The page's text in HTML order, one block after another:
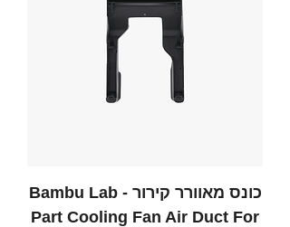
כונס מאוורר קירור - Bambu Lab
Part Cooling Fan Air Duct For